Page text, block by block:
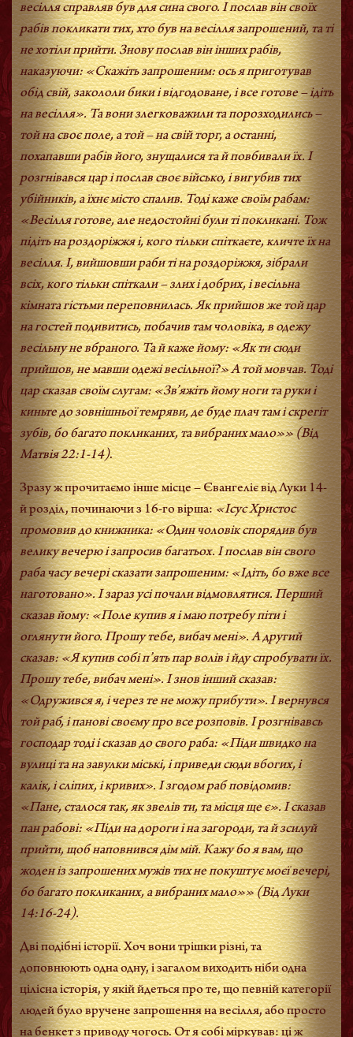
весілля справляв був для сина свого. І послав він своїх
рабів покликати тих, хто був на весілля запрошений, та ті
не хотіли прийти. Знову послав він інших рабів,
наказуючи: «Скажіть запрошеним: ось я приготував
обід свій, закололи бики і відгодоване, і все готове – ідіть
на весілля». Та вони злегковажили та порозходились –
той на своє поле, а той – на свій торг, а останні,
похапавши рабів його, знущалися та й повбивали їх. І
розгнівався цар і послав своє військо, і вигубив тих
убійників, а їхнє місто спалив. Тоді каже своїм рабам:
«Весілля готове, але недостойні були ті покликані. Тож
підіть на роздоріжжя і, кого тільки спіткаєте, кличте їх на
весілля. І, вийшовши раби ті на роздоріжжя, зібрали
всіх, кого тільки спіткали – злих і добрих, і весільна
кімната гістьми переповнилась. Як прийшов же той цар
на гостей подивитись, побачив там чоловіка, в одежу
весільну не вбраного. Та й каже йому: «Як ти сюди
прийшов, не мавши одежі весільної?» А той мовчав. Тоді
цар сказав своїм слугам: «Зв’яжіть йому ноги та руки і
киньте до зовнішньої темряви, де буде плач там і скрегіт
зубів, бо багато покликаних, та вибраних мало»»(Від
Матвія 22:1-14).
Зразу ж прочитаємо інше місце – Євангеліє від Луки 14-
й розділ, починаючи з 16-го вірша:«Ісус Христос
промовив до книжника: «Один чоловік спорядив був
велику вечерю і запросив багатьох. І послав він свого
раба часу вечері сказати запрошеним: «Ідіть, бо вже все
наготовано». І зараз усі почали відмовлятися. Перший
сказав йому: «Поле купив я і маю потребу піти і
оглянути його. Прошу тебе, вибач мені». А другий
сказав: «Я купив собі п’ять пар волів і йду спробувати їх.
Прошу тебе, вибач мені». І знов інший сказав:
«Одружився я, і через те не можу прибути». І вернувся
той раб, і панові своєму про все розповів. І розгнівавсь
господар тоді і сказав до свого раба: «Піди швидко на
вулиці та на завулки міські, і приведи сюди вбогих, і
калік, і сліпих, і кривих». І згодом раб повідомив:
«Пане, сталося так, як звелів ти, та місця ще є». І сказав
пан рабові: «Піди на дороги і на загороди, та й зсилуй
прийти, щоб наповнився дім мій. Кажу бо я вам, що
жоден із запрошених мужів тих не покуштує моєї вечері,
бо багато покликаних, а вибраних мало»» (Від Луки
14:16-24).
Дві подібні історії. Хоч вони трішки різні, та
доповнюють одна одну, і загалом виходить ніби одна
цілісна історія, у якій йдеться про те, що певній категорії
людей було вручене запрошення на весілля, або просто
на бенкет з приводу чогось. От я собі міркував: ці ж